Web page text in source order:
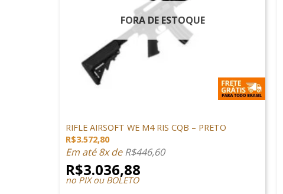
FORA DE ESTOQUE
RIFLE AIRSOFT WE M4 RIS CQB – PRETO
R$3.572,80
Em até 8x deR$446,60
R$3.036,88
no PIX ou BOLETO